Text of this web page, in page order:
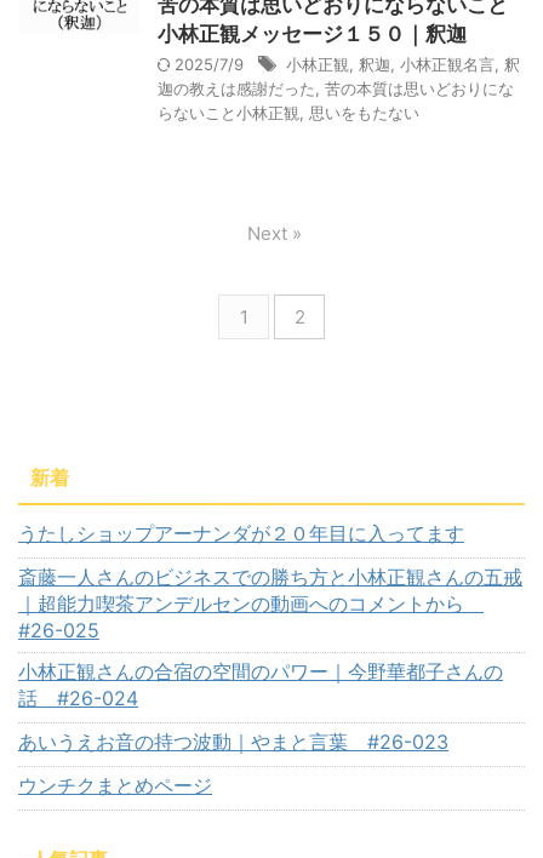
苦の本質は思いどおりにならないこと
小林正観メッセージ１５０｜釈迦
2025/7/9 小林正観 釈迦 小林正観名言 釈
迦の教えは感謝だった
苦の本質は思いどおりにな
らないこと小林正観
思いをもたない
1 2
Next »
新着
うたしショップアーナンダが２０年目に入ってます
斎藤一人さんのビジネスでの勝ち方と小林正観さんの五戒
｜超能力喫茶アンデルセンの動画へのコメントから
#26-025
小林正観さんの合宿の空間のパワー｜今野華都子さんの
話 #26-024
あいうえお音の持つ波動｜やまと言葉 #26-023
ウンチクまとめページ